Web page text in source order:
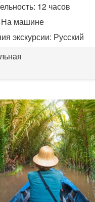
12 часов
На машине
экскурсии: Русский